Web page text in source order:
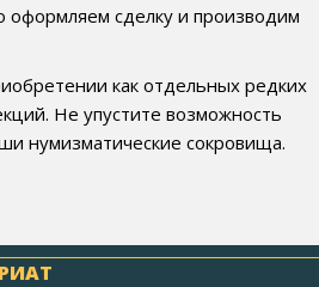
оформляем сделку и производим
как отдельных редких
Не упустите возможность
нумизматические сокровища.